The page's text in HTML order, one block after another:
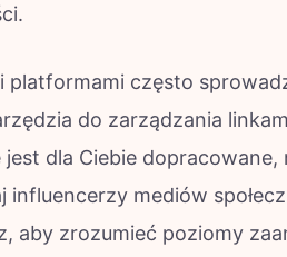
często
do zarządzania
dla Ciebie
influencerzy mediów
aby zrozumieć poziomy